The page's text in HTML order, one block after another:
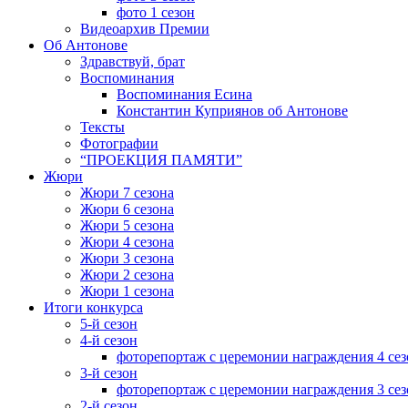
фото 1 сезон
Видеоархив Премии
Об Антонове
Здравствуй, брат
Воспоминания
Воспоминания Есина
Константин Куприянов об Антонове
Тексты
Фотографии
“ПРОЕКЦИЯ ПАМЯТИ”
Жюри
Жюри 7 сезона
Жюри 6 сезона
Жюри 5 сезона
Жюри 4 сезона
Жюри 3 сезона
Жюри 2 сезона
Жюри 1 сезона
Итоги конкурса
5-й сезон
4-й сезон
фоторепортаж с церемонии награждения 4
3-й сезон
фоторепортаж с церемонии награждения 3